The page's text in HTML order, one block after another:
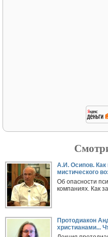
А.И. Осипов. Как
мистического
Об опасности
компаниях. Как
Протодиакон
христианами...